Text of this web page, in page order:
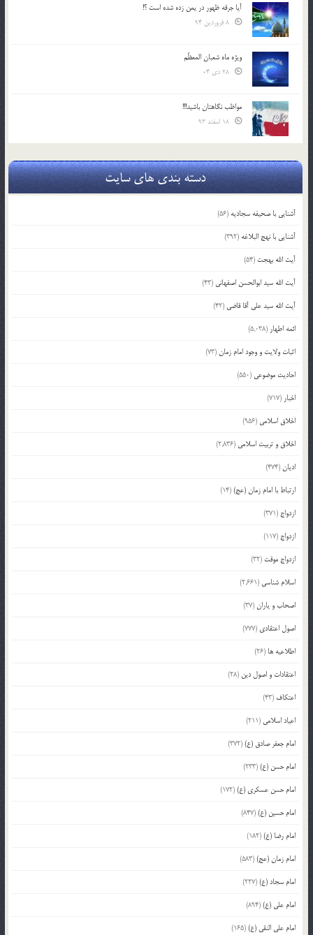
آیا جرقه ظهور در یمن زده شده است ؟!
ویژه ماه شعبان المعظّم
مواظب نگاهتان باشید!!!
دسته بندی های سایت
آشنایی با صحیفه سجادیه (56)
آشنایی با نهج البلاغه (392)
آیت الله بهجت (54)
آیت الله سید ابوالحسن اصفهانی (43)
آیت الله سید علی آقا قاضی (42)
ائمه اطهار (5,038)
اثبات ولایت و وجود امام زمان(73)
احادیث موضوعی (550)
اخبار (717)
اخلاق اسلامی (956)
اخلاق و تربیت اسلامی (2,836)
ادیان(474)
ارتباط با امام زمان (عج)(14)
ازدواج (371)
ازدواج (117)
ازدواج موقت (32)
اسلام شناسی (2,661)
اصحاب و یاران(37)
اصول اعتقادی (777)
اطلاعیه ها (26)
اعتقادات و اصول دین (28)
اعتکاف (43)
اعیاد اسلامی (211)
امام جعفر صادق (ع)(372)
امام حسن (ع)(233)
امام حسن عسکری (ع)(172)
امام حسین (ع)(847)
امام رضا (ع)(182)
امام زمان (عج)(583)
امام سجاد (ع)(227)
امام علی (ع)(894)
امام علی النقی (ع)(165)